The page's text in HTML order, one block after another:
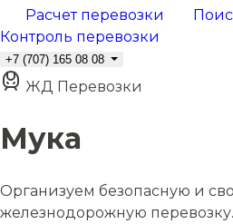
Расчет перевозки
Контроль перевозки
+7 (707) 165 08 08
ЖД Перевозки
Мука
Организуем безопасную и
железнодорожную